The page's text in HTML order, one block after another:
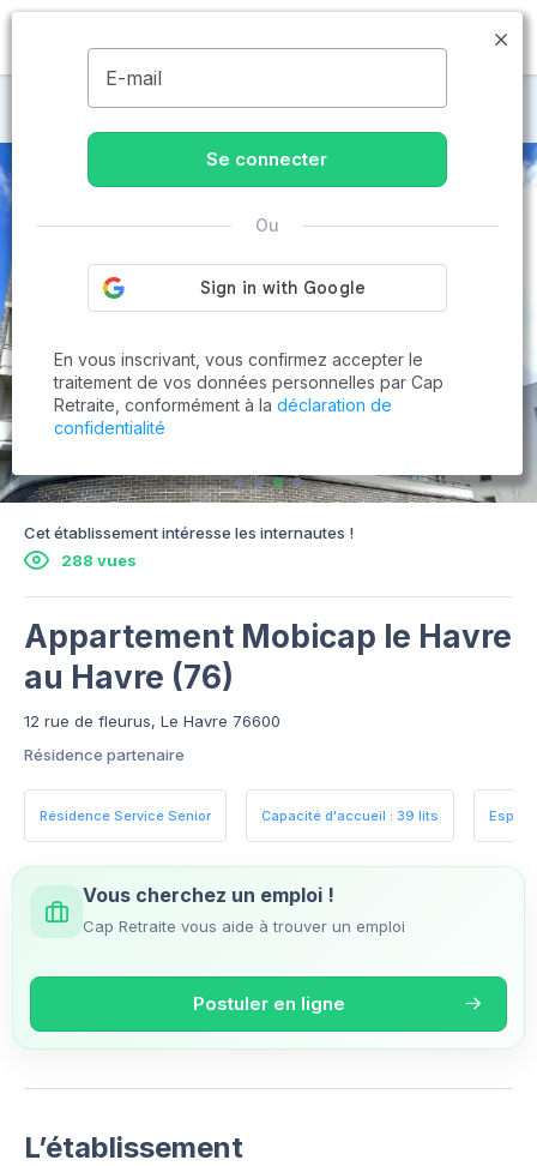
MENU
Maisons de retraite au Le Havre
Cet établissement intéresse les internautes !
288 vues
Appartement Mobicap le Havre
au Havre (76)
12 rue de fleurus, Le Havre 76600
Résidence partenaire
Résidence Service Senior Capacité d'accueil : 39 lits
Vous cherchez un emploi !
Cap Retraite vous aide à trouver un emploi
Postuler en ligne
L’établissement
E-mail
Se connecter
Ou
En vous inscrivant, vous confirmez accepter le
traitement de vos données personnelles par Cap
Retraite, conformément à la déclaration de
confidentialité